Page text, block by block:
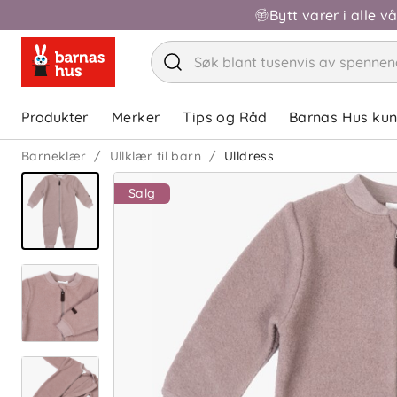
Bytt varer i alle
Produkter Merker Tips og Råd Barnas Hus
Barneklær Ullklær til barn Ulldress
Salg